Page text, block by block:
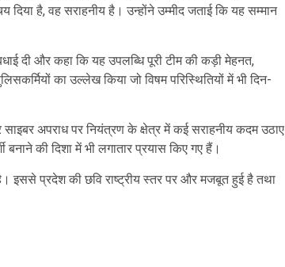
है, वह सराहनीय है। उन्होंने उम्मीद जताई कि यह सम्मान
दी और कहा कि यह उपलब्धि पूरी टीम की कड़ी मेहनत,
का उल्लेख किया जो विषम परिस्थितियों में भी दिन-
अपराध पर नियंत्रण के क्षेत्र में कई सराहनीय कदम उठाए
की दिशा में भी लगातार प्रयास किए गए हैं।
इससे प्रदेश की छवि राष्ट्रीय स्तर पर और मजबूत हुई है तथा